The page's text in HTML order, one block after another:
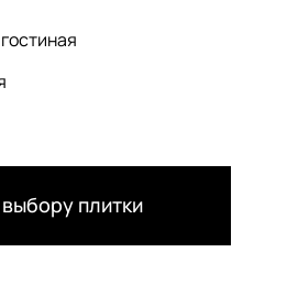
гостиная
плитки